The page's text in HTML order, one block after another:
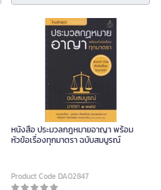
หนังสือ ประมวลกฎหมายอาญา พร้อม
หัวข้อเรื่องทุกมาตรา ฉบับสมบูรณ์
Product Code DA02847